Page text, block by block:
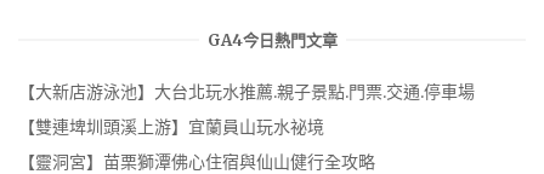
GA4今日熱門文章
【大新店游泳池】大台北玩水推薦.親子景點.門票.交通.停車場
【雙連埤圳頭溪上游】宜蘭員山玩水祕境
【靈洞宮】苗栗獅潭佛心住宿與仙山健行全攻略